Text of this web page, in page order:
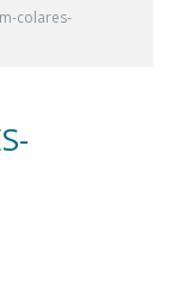
colares-